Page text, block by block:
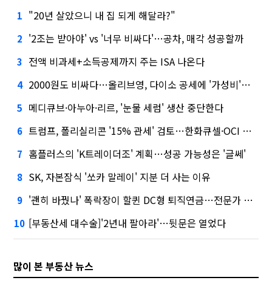
1 "20년 살았으니 내 집 되게 해달라?"
2 '2조는 받아야' vs '너무 비싸다'…공차, 매각 성공할까
3 전액 비과세+소득공제까지 주는 ISA 나온다
4 2000원도 비싸다…올리브영, 다이소 공세에 '가성비'로 맞불
5 메디큐브·아누아·리르, '눈물 세럼' 생산 중단한다
6 트럼프, 폴리실리콘 '15% 관세' 검토…한화큐셀·OCI 영향은?
7 홈플러스의 'K트레이더조' 계획…성공 가능성은 '글쎄'
8 SK, 자본잠식 '쏘카 말레이' 지분 더 사는 이유
9 '괜히 바꿨나' 폭락장이 할퀸 DC형 퇴직연금…전문가 조언은
10 [부동산세 대수술]'2년내 팔아라'…뒷문은 열었다
많이 본 부동산 뉴스